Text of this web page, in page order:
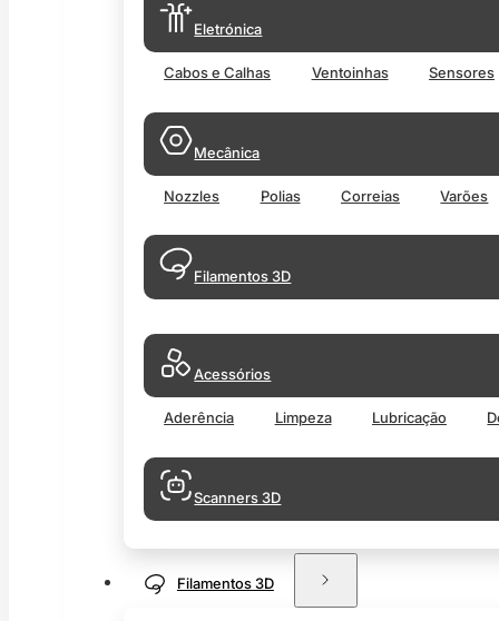
Eletrónica
Cabos e Calhas Ventoinhas Sensores
Mecânica
Nozzles Polias Correias Varões
Filamentos 3D
Acessórios
Aderência Limpeza Lubricação
Scanners 3D
Filamentos 3D